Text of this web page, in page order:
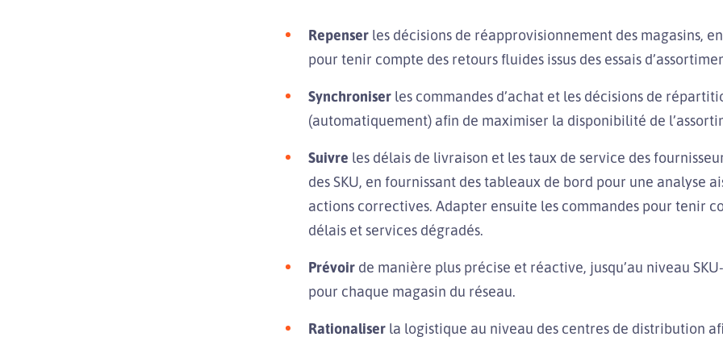
Repenser les décisions de réapprovisionnement des magasins,
pour tenir compte des retours fluides issus des essais
Synchroniser les commandes d’achat et les décisions de
(automatiquement) afin de maximiser la disponibilité de
Suivre les délais de livraison et les taux de service des
des SKU, en fournissant des tableaux de bord pour une analyse
actions correctives. Adapter ensuite les commandes pour tenir
délais et services dégradés.
Prévoir de manière plus précise et réactive, jusqu’au niveau
pour chaque magasin du réseau.
Rationaliser la logistique au niveau des centres de distribution